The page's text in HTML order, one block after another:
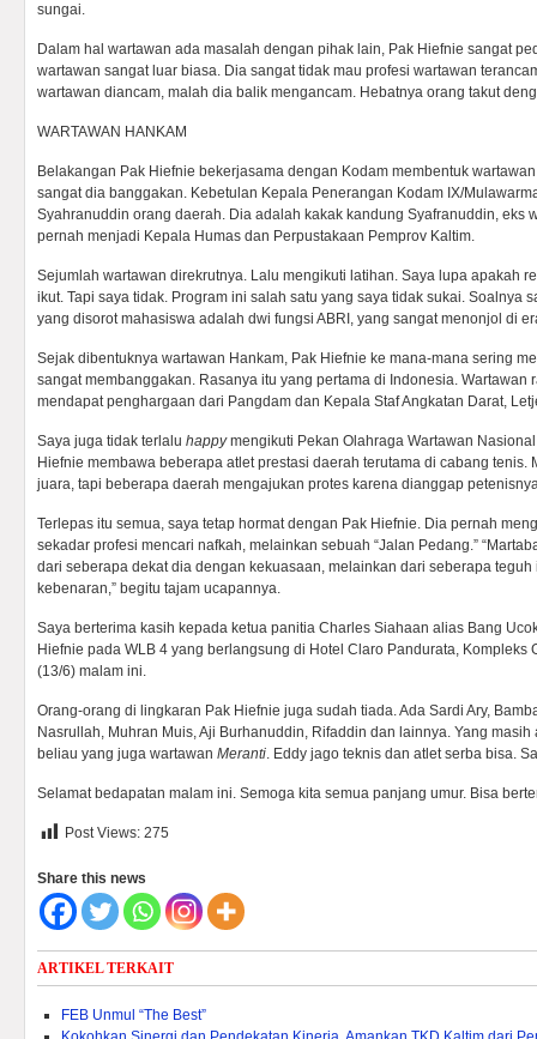
sungai.
Dalam hal wartawan ada masalah dengan pihak lain, Pak Hiefnie sangat
wartawan sangat luar biasa. Dia sangat tidak mau profesi wartawan
wartawan diancam, malah dia balik mengancam. Hebatnya orang takut
WARTAWAN HANKAM
Belakangan Pak Hiefnie bekerjasama dengan Kodam membentuk
sangat dia banggakan. Kebetulan Kepala Penerangan Kodam IX/
Syahranuddin orang daerah. Dia adalah kakak kandung Syafranuddin, eks
pernah menjadi Kepala Humas dan Perpustakaan Pemprov Kaltim.
Sejumlah wartawan direkrutnya. Lalu mengikuti latihan. Saya lupa apakah
ikut. Tapi saya tidak. Program ini salah satu yang saya tidak sukai. Soalnya
yang disorot mahasiswa adalah dwi fungsi ABRI, yang sangat menonjol di
Sejak dibentuknya wartawan Hankam, Pak Hiefnie ke mana-mana sering
sangat membanggakan. Rasanya itu yang pertama di Indonesia. Wartawan
mendapat penghargaan dari Pangdam dan Kepala Staf Angkatan Darat,
Saya juga tidak terlalu happymengikuti Pekan Olahraga Wartawan
Hiefnie membawa beberapa atlet prestasi daerah terutama di cabang tenis.
juara, tapi beberapa daerah mengajukan protes karena dianggap
Terlepas itu semua, saya tetap hormat dengan Pak Hiefnie. Dia pernah
sekadar profesi mencari nafkah, melainkan sebuah “Jalan Pedang.”
dari seberapa dekat dia dengan kekuasaan, melainkan dari seberapa
kebenaran,” begitu tajam ucapannya.
Saya berterima kasih kepada ketua panitia Charles Siahaan alias Bang
Hiefnie pada WLB 4 yang berlangsung di Hotel Claro Pandurata, Kompleks
(13/6) malam ini.
Orang-orang di lingkaran Pak Hiefnie juga sudah tiada. Ada Sardi Ary,
Nasrullah, Muhran Muis, Aji Burhanuddin, Rifaddin dan lainnya. Yang
beliau yang juga wartawan Meranti. Eddy jago teknis dan atlet serba bisa.
Selamat bedapatan malam ini. Semoga kita semua panjang umur. Bisa
Post Views: 275
Share this news
ARTIKEL TERKAIT
FEB Unmul “The Best”